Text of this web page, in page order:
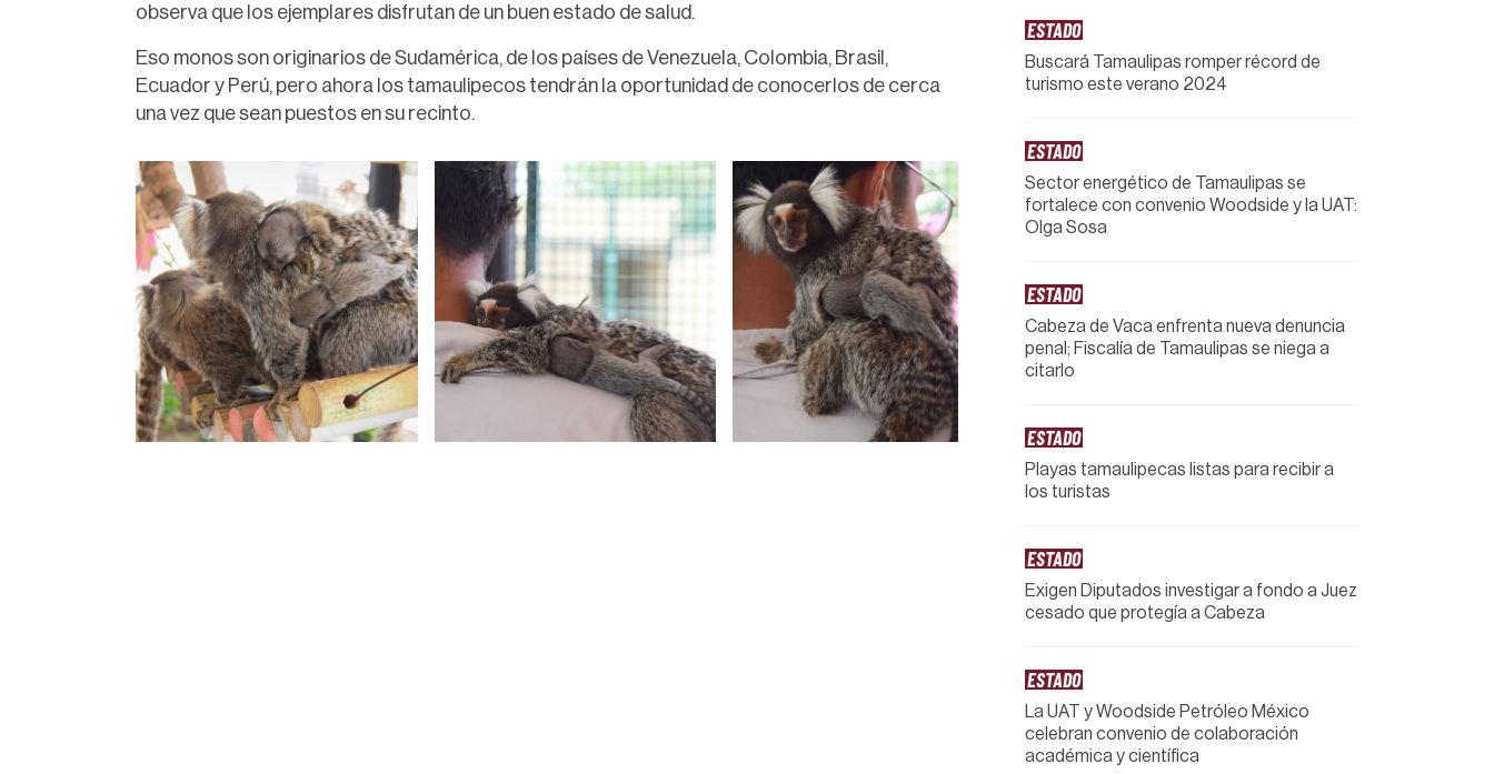
observa que los ejemplares disfrutan de un buen estado de salud.
Eso monos son originarios de Sudamérica, de los países de Venezuela, Colombia, Brasil,
Ecuador y Perú, pero ahora los tamaulipecos tendrán la oportunidad de conocerlos de cerca
una vez que sean puestos en su recinto.
ESTADO
Buscará Tamaulipas romper récord de
turismo este verano 2024
ESTADO
Sector energético de Tamaulipas se
fortalece con convenio Woodside y la UAT:
Olga Sosa
ESTADO
Cabeza de Vaca enfrenta nueva denuncia
penal; Fiscalía de Tamaulipas se niega a
citarlo
ESTADO
Playas tamaulipecas listas para recibir a
los turistas
ESTADO
Exigen Diputados investigar a fondo a Juez
cesado que protegía a Cabeza
ESTADO
La UAT y Woodside Petróleo México
celebran convenio de colaboración
académica y científica